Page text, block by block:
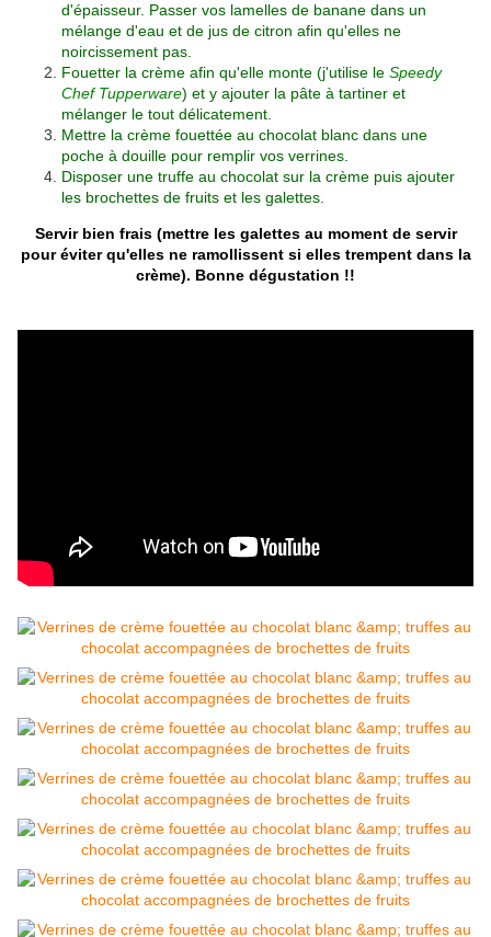
d'épaisseur. Passer vos lamelles de banane dans un
mélange d'eau et de jus de citron afin qu'elles ne
noircissement pas.
Fouetter la crème afin qu'elle monte (j'utilise le Speedy
Chef Tupperware) et y ajouter la pâte à tartiner et
mélanger le tout délicatement.
Mettre la crème fouettée au chocolat blanc dans une
poche à douille pour remplir vos verrines.
Disposer une truffe au chocolat sur la crème puis ajouter
les brochettes de fruits et les galettes.
Servir bien frais (mettre les galettes au moment de servir
pour éviter qu'elles ne ramollissent si elles trempent dans la
crème). Bonne dégustation !!